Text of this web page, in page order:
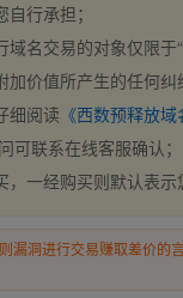
行承担；
名交易的对象仅限于
价值所产生的任何
细阅读 《西数预释放
可联系在线客服确认；
一经购买则默认表
漏洞进行交易赚取差价的